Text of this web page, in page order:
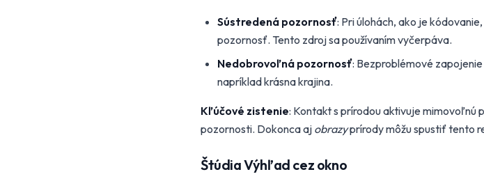
Sústredená pozornosť: Pri úlohách, ako je
pozornosť. Tento zdroj sa používaním vyčerpáva.
Nedobrovoľná pozornosť: Bezproblémové
napríklad krásna krajina.
Kľúčové zistenie: Kontakt s prírodou aktivuje mimovoľnú
pozornosti. Dokonca aj obrazyprírody môžu spustiť tento
Štúdia Výhľad cez okno